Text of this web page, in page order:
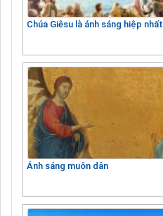
Chúa Giêsu là ánh sáng hiệp nhất
Ánh sáng muôn dân